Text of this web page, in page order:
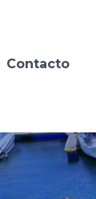
Contacto